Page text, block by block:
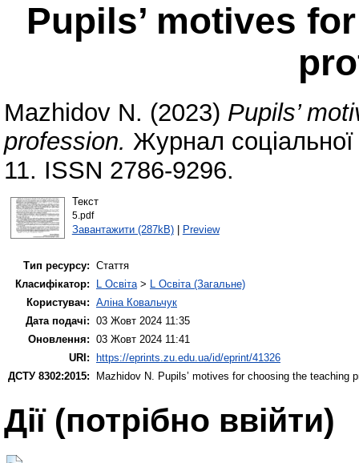
Pupils’ motives
Mazhidov N. (2023) Pupils’
profession. Журнал
11. ISSN 2786-9296.
Текст
5.pdf
Завантажити (287kB)| Preview
Тип ресурсу: Стаття
Класифікатор:
L Освіта> L Освіта (Загальне)
Користувач: Аліна Ковальчук
Дата подачі: 03 Жовт 2024 11:35
Оновлення: 03 Жовт 2024 11:41
URI:
https://eprints.zu.edu.ua/id/eprint/41326
ДСТУ 8302:2015:
Mazhidov N. Pupils’ motives for choosing the teaching
Дії ​​(потрібно ввійти)